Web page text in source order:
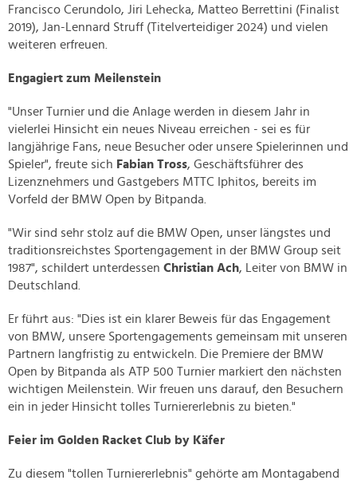
Francisco Cerundolo, Jiri Lehecka, Matteo Berrettini (Finalist
2019), Jan-Lennard Struff (Titelverteidiger 2024) und vielen
weiteren erfreuen.
Engagiert zum Meilenstein
"Unser Turnier und die Anlage werden in diesem Jahr in
vielerlei Hinsicht ein neues Niveau erreichen - sei es für
langjährige Fans, neue Besucher oder unsere Spielerinnen und
Spieler", freute sich Fabian Tross, Geschäftsführer des
Lizenznehmers und Gastgebers MTTC Iphitos, bereits im
Vorfeld der BMW Open by Bitpanda.
"Wir sind sehr stolz auf die BMW Open, unser längstes und
traditionsreichstes Sportengagement in der BMW Group seit
1987", schildert unterdessen Christian Ach, Leiter von BMW in
Deutschland.
Er führt aus: "Dies ist ein klarer Beweis für das Engagement
von BMW, unsere Sportengagements gemeinsam mit unseren
Partnern langfristig zu entwickeln. Die Premiere der BMW
Open by Bitpanda als ATP 500 Turnier markiert den nächsten
wichtigen Meilenstein. Wir freuen uns darauf, den Besuchern
ein in jeder Hinsicht tolles Turniererlebnis zu bieten."
Feier im Golden Racket Club by Käfer
Zu diesem "tollen Turniererlebnis" gehörte am Montagabend